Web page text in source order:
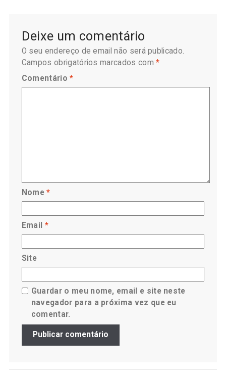
Deixe um comentário
O seu endereço de email não será publicado.
Campos obrigatórios marcados com*
Comentário*
Nome*
Email *
Site
Guardar o meu nome, email e site neste
navegador para a próxima vez que eu
comentar.